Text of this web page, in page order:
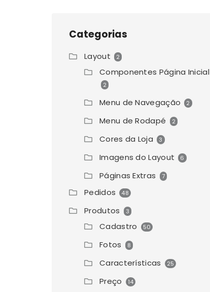
Categorias
Layout 2
Componentes Página Inicial
2
Menu de Navegação 2
Menu de Rodapé 2
Cores da Loja 3
Imagens do Layout 6
Páginas Extras 7
Pedidos 48
Produtos 3
Cadastro 50
Fotos 8
Características 25
Preço 14